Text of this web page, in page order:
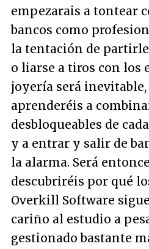
empezarais a tontear
bancos como
la tentación de
o liarse a tiros con los
joyería será
aprenderéis a
desbloqueables de
y a entrar y salir de
la alarma. Será
descubriréis por qué
Overkill Software
cariño al estudio a
gestionado bastante